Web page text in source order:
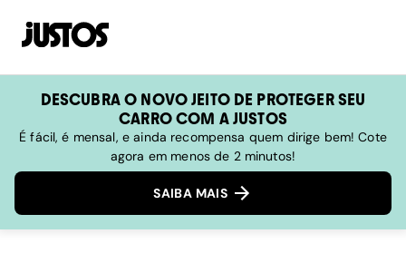
DESCUBRA O NOVO JEITO DE PROTEGER SEU
CARRO COM A JUSTOS
É fácil, é mensal, e ainda recompensa quem dirige bem! Cote
agora em menos de 2 minutos!
SAIBA MAIS